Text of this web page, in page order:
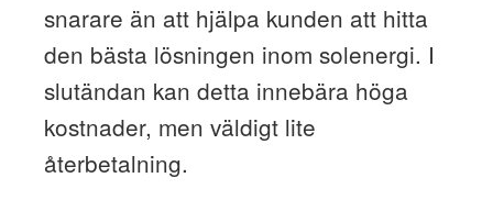
snarare än att hjälpa kunden att hitta
den bästa lösningen inom solenergi. I
slutändan kan detta innebära höga
kostnader, men väldigt lite
återbetalning.